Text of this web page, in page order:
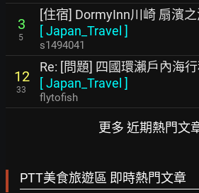
3
5
[住宿] DormyInn川崎 扇濱
[Japan_Travel ]
s1494041
12
33
Re: [問題] 四國環瀨戶內海
[Japan_Travel ]
flytofish
更多 近期熱門文
PTT美食旅遊區 即時熱門文章